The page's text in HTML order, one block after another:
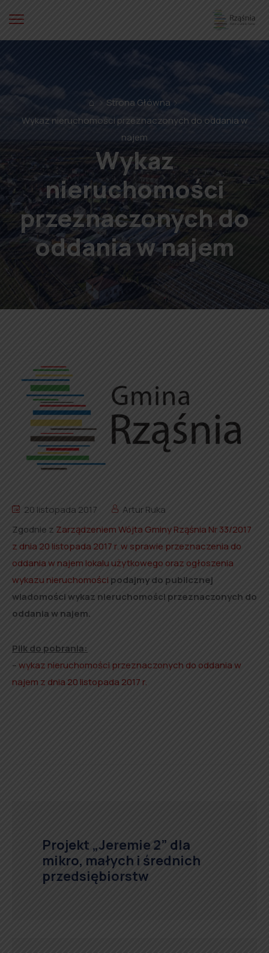
⌂
Strona Główna
Wykaz nieruchomości przeznaczonych do oddania w
najem
Wykaz
nieruchomości
przeznaczonych do
oddania w najem
20 listopada 2017
Artur Ruka
Zgodnie z Zarządzeniem Wójta Gminy Rząśnia Nr 33/2017
z dnia 20 listopada 2017 r. w sprawie przeznaczenia do
oddania w najem lokalu użytkowego oraz ogłoszenia
wykazu nieruchomości podajmy do publicznej
wiadomości wykaz nieruchomości przeznaczonych do
oddania w najem.
Plik do pobrania:
–wykaz nieruchomości przeznaczonych do oddania w
najem z dnia 20 listopada 2017 r.
Projekt „Jeremie 2” dla
mikro, małych i średnich
przedsiębiorstw